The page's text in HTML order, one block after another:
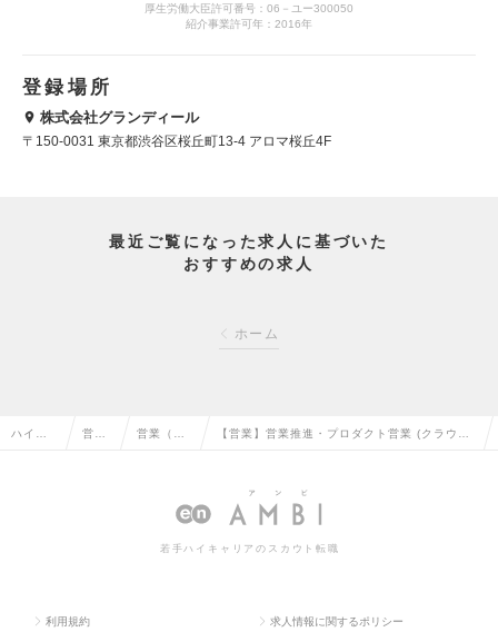
厚生労働大臣許可番号：06－ユー300050
紹介事業許可年：2016年
登録場所
株式会社グランディール
〒150-0031 東京都渋谷区桜丘町13-4 アロマ桜丘4F
最近ご覧になった求人に基づいた
おすすめの求人
ホーム
ハイク 営業 営業（法 【営業】営業推進・プロダクト営業 (クラウド/
候補）の求人情報
若手ハイキャリアのスカウト転職
利用規約 求人情報に関するポリシー